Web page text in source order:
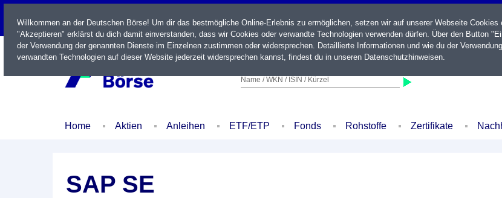
LIVE
Name / WKN / ISIN / Kürzel
Home Aktien Anleihen ETF/ETP Fonds Rohstoffe Zertifikate
SAP SE
Willkommen an der Deutschen Börse! Um dir das bestmögliche Online-Erlebnis zu ermöglichen, setzen wir auf unserer Webseite
"Akzeptieren" erklärst du dich damit einverstanden, dass wir Cookies oder verwandte Technologien verwenden dürfen. Über den Button
der Verwendung der genannten Dienste im Einzelnen zustimmen oder widersprechen. Detaillierte Informationen und wie du der
verwandten Technologien auf dieser Website jederzeit widersprechen kannst, findest du in unseren Datenschutzhinweisen.